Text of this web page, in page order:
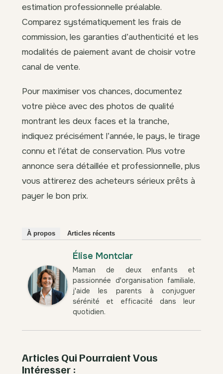
estimation professionnelle préalable.
Comparez systématiquement les frais de
commission, les garanties d’authenticité et les
modalités de paiement avant de choisir votre
canal de vente.
Pour maximiser vos chances, documentez
votre pièce avec des photos de qualité
montrant les deux faces et la tranche,
indiquez précisément l’année, le pays, le tirage
connu et l’état de conservation. Plus votre
annonce sera détaillée et professionnelle, plus
vous attirerez des acheteurs sérieux prêts à
payer le bon prix.
À propos Articles récents
Élise Montclar
Maman de deux enfants et
passionnée d'organisation familiale,
j'aide les parents à conjuguer
sérénité et efficacité dans leur
quotidien.
Articles Qui Pourraient Vous
Intéresser :